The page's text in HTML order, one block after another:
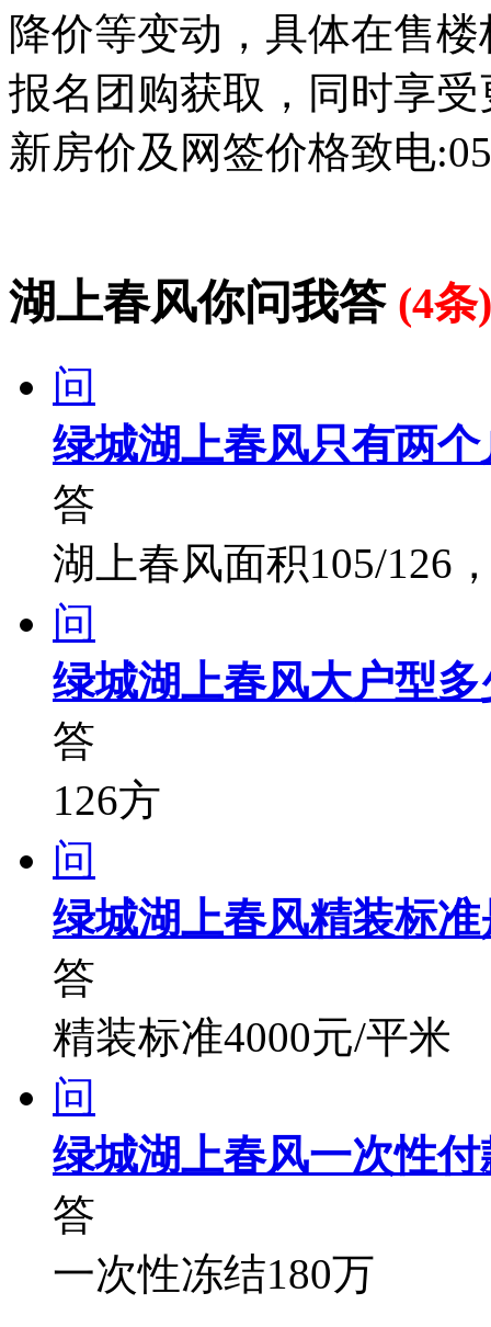
降价等变动，具体在售
报名团购获取，同时享
新房价及网签价格致电
湖上春风你问我答 (4条)
问
绿城湖上春风只有两
答
湖上春风面积105/126
问
绿城湖上春风大户型多
答
126方
问
绿城湖上春风精装标
答
精装标准4000元/平米
问
绿城湖上春风一次性
答
一次性冻结180万